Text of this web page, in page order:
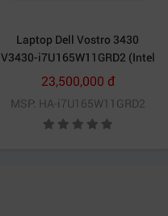
Laptop Dell Vostro 3430
V3430-i7U165W11GRD2 (Intel
Core i7-1355U | 16GB | 512GB |
MX550 2GB | 14 inch FHD | Win
11 | Office | Xám)
23,500,000 đ
MSP: HA-i7U165W11GRD2